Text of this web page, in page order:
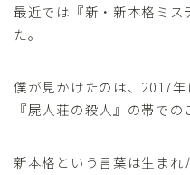
最近では『新・新本格ミ
た。
僕が見かけたのは、2017
『屍人荘の殺人』の帯での
新本格という言葉は生まれ